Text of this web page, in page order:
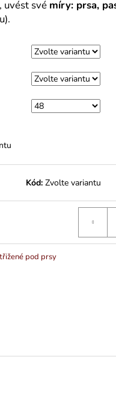
uvést své míry: prsa,
Kód: Zvolte variantu
pod prsy